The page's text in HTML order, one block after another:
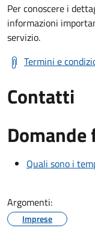
Per conoscere i
informazioni
servizio.
Termini e
Contatti
Quali sono i
Argomenti:
Imprese